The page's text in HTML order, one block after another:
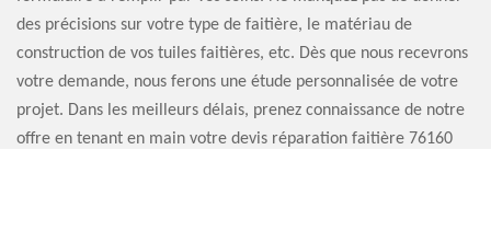
des précisions sur votre type de faitière, le matériau de
construction de vos tuiles faitières, etc. Dès que nous recevrons
votre demande, nous ferons une étude personnalisée de votre
projet. Dans les meilleurs délais, prenez connaissance de notre
offre en tenant en main votre devis réparation faitière 76160